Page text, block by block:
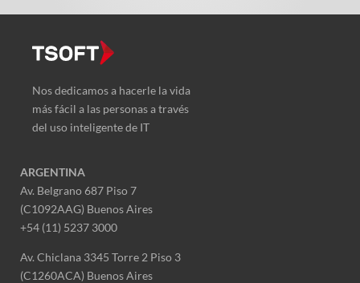
Nos dedicamos a hacerle la vida
más fácil a las personas a través
del uso inteligente de IT
ARGENTINA
Av. Belgrano 687 Piso 7
(C1092AAG) Buenos Aires
+54 (11) 5237 3000
Av. Chiclana 3345 Torre 2 Piso 3
(C1260ACA) Buenos Aires